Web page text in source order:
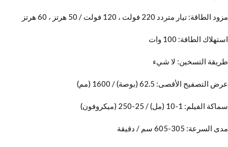
مزود الطاقة: تيار متردد 220 فولت ، 120 فولت / 50 هرتز ، 60 هرتز
استهلاك الطاقة: 100 وات
طريقة التسخين: لا شيء
عرض التصفيح الأقصى: 62.5 (بوصة) / 1600 (مم)
سماكة الفيلم: 1-10 (مل) / 25-250 (ميكروفون)
مدى السرعة: 305-605 سم / دقيقة